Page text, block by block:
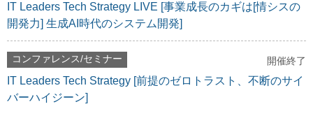
IT Leaders Tech Strategy LIVE [事業成長のカギは[情シスの
開発力] 生成AI時代のシステム開発]
コンファレンス/セミナー 開催終了
IT Leaders Tech Strategy [前提のゼロトラスト、不断のサイ
バーハイジーン]